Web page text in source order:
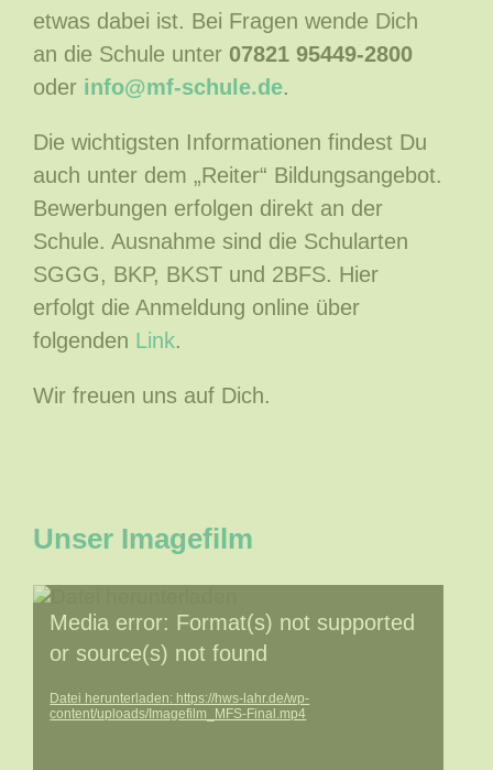
etwas dabei ist. Bei Fragen wende Dich
an die Schule unter 07821 95449-2800
oder info@mf-schule.de.
Die wichtigsten Informationen findest Du
auch unter dem „Reiter“ Bildungsangebot.
Bewerbungen erfolgen direkt an der
Schule. Ausnahme sind die Schularten
SGGG, BKP, BKST und 2BFS. Hier
erfolgt die Anmeldung online über
folgenden Link.
Wir freuen uns auf Dich.
Unser Imagefilm
Video-
Player
Media error: Format(s) not supported
or source(s) not found
Datei herunterladen: https://hws-lahr.de/wp-
content/uploads/Imagefilm_MFS-Final.mp4